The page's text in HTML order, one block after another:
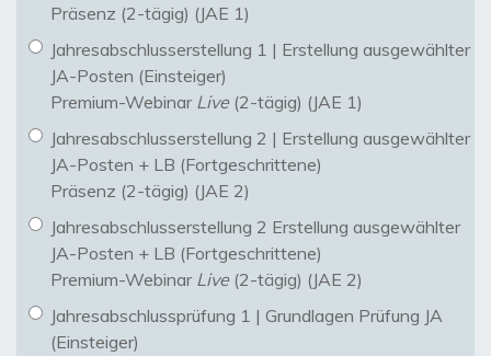
Präsenz (2-tägig) (JAE 1)
Jahresabschlusserstellung 1 | Erstellung ausgewählter
JA-Posten (Einsteiger)
Premium-Webinar Live (2-tägig) (JAE 1)
Jahresabschlusserstellung 2 | Erstellung ausgewählter
JA-Posten + LB (Fortgeschrittene)
Präsenz (2-tägig) (JAE 2)
Jahresabschlusserstellung 2 Erstellung ausgewählter
JA-Posten + LB (Fortgeschrittene)
Premium-Webinar Live (2-tägig) (JAE 2)
Jahresabschlussprüfung 1 | Grundlagen Prüfung JA
(Einsteiger)